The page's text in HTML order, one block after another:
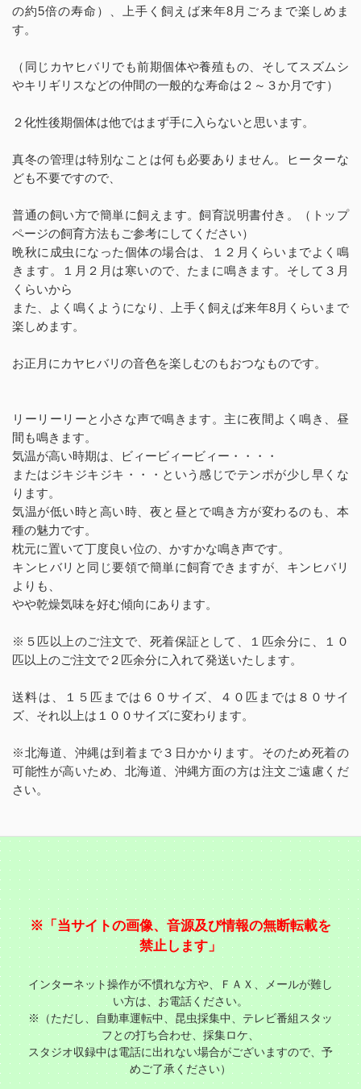
の約5倍の寿命）、上手く飼えば来年8月ごろまで楽しめま
す。
（同じカヤヒバリでも前期個体や養殖もの、そしてスズムシ
やキリギリスなどの仲間の一般的な寿命は２～３か月です）
２化性後期個体は他ではまず手に入らないと思います。
真冬の管理は特別なことは何も必要ありません。ヒーターな
ども不要ですので、
普通の飼い方で簡単に飼えます。飼育説明書付き。（トップ
ページの飼育方法もご参考にしてください）
晩秋に成虫になった個体の場合は、１２月くらいまでよく鳴
きます。１月２月は寒いので、たまに鳴きます。そして３月
くらいから
また、よく鳴くようになり、上手く飼えば来年8月くらいまで
楽しめます。
お正月にカヤヒバリの音色を楽しむのもおつなものです。
リーリーリーと小さな声で鳴きます。主に夜間よく鳴き、昼
間も鳴きます。
気温が高い時期は、ビィービィービィー・・・・
またはジキジキジキ・・・という感じでテンポが少し早くな
ります。
気温が低い時と高い時、夜と昼とで鳴き方が変わるのも、本
種の魅力です。
枕元に置いて丁度良い位の、かすかな鳴き声です。
キンヒバリと同じ要領で簡単に飼育できますが、キンヒバリ
よりも、
やや乾燥気味を好む傾向にあります。
※５匹以上のご注文で、死着保証として、１匹余分に、１０
匹以上のご注文で２匹余分に入れて発送いたします。
送料は、１５匹までは６０サイズ、４０匹までは８０サイ
ズ、それ以上は１００サイズに変わります。
※北海道、沖縄は到着まで３日かかります。そのため死着の
可能性が高いため、北海道、沖縄方面の方は注文ご遠慮くだ
さい。
※「当サイトの画像、音源及び情報の無断転載を
禁止します」
インターネット操作が不慣れな方や、ＦＡＸ、メールが難し
い方は、お電話ください。
※（ただし、自動車運転中、昆虫採集中、テレビ番組スタッ
フとの打ち合わせ、採集ロケ、
スタジオ収録中は電話に出れない場合がございますので、予
めご了承ください）